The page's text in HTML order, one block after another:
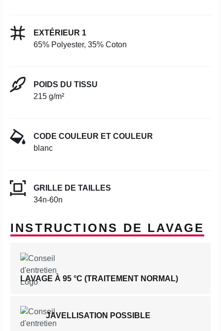
EXTÉRIEUR 1
65% Polyester, 35% Coton
POIDS DU TISSU
215 g/m²
CODE COULEUR ET COULEUR
blanc
GRILLE DE TAILLES
34n-60n
INSTRUCTIONS DE LAVAGE
LAVAGE À 95 °C (TRAITEMENT NORMAL)
JAVELLISATION POSSIBLE